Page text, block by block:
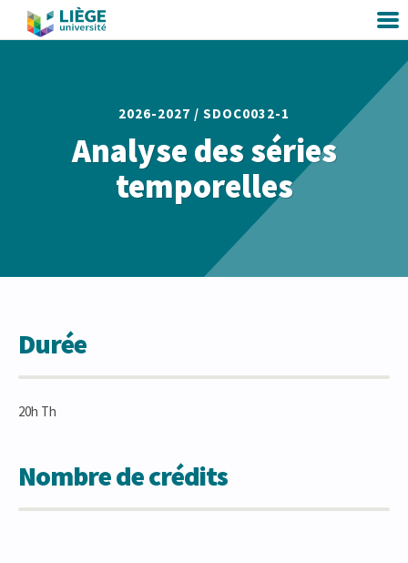
2026-2027 / SDOC0032-1
Analyse des séries
temporelles
Durée
20h Th
Nombre de crédits